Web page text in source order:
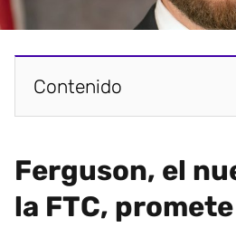
Contenido
Ferguson, el
la FTC,